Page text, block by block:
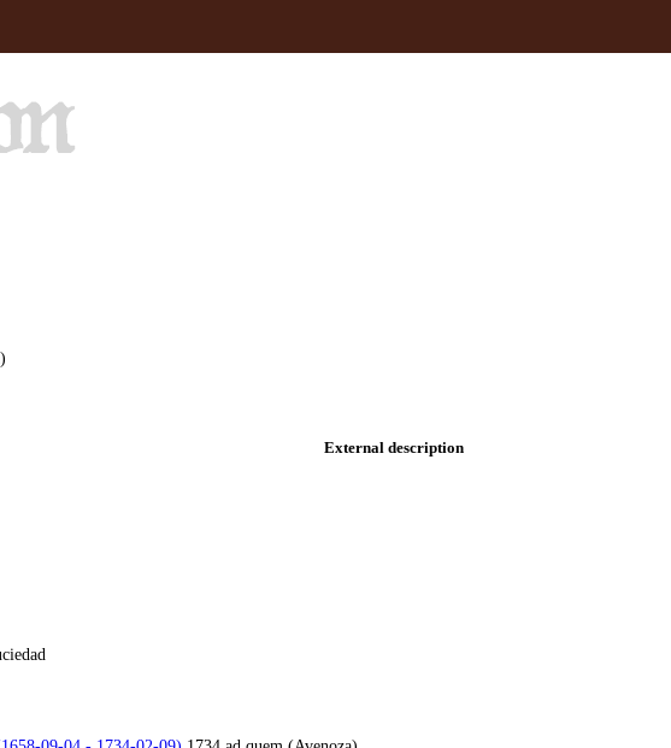
External description